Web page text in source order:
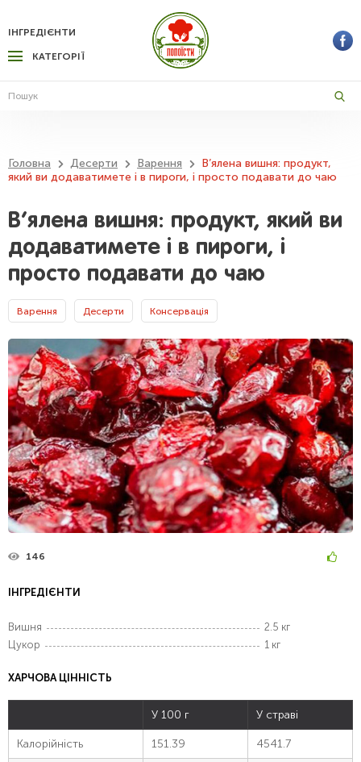
КАТЕГОРІЇ
ІНГРЕДІЄНТИ
Головна Десерти Варення
В’ялена вишня: продукт,
який ви додаватимете і в пироги, і просто подавати до чаю
В’ялена вишня: продукт, який ви
додаватимете і в пироги, і
просто подавати до чаю
Варення Десерти Консервація
146
ІНГРЕДІЄНТИ
Вишня
2.5 кг
Цукор
1 кг
ХАРЧОВА ЦІННІСТЬ
У 100 г У страві
Калорійність 151.39 4541.7